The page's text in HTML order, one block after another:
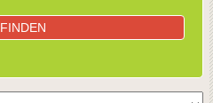
FINDEN